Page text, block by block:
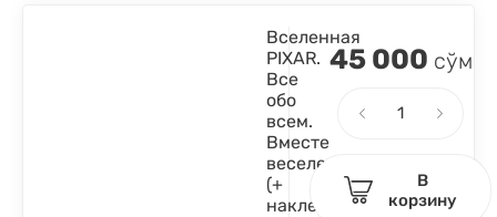
Вселенная
PIXAR.
Все
обо
всем.
Вместе
веселее!
(+
наклейки)
45 000 сўм
В
корзину